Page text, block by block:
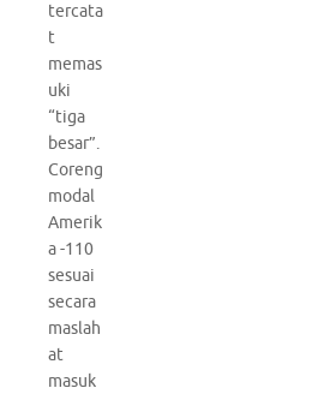
tercata
t
memas
uki
“tiga
besar”.
Coreng
modal
Amerik
a -110
sesuai
secara
maslah
at
masuk